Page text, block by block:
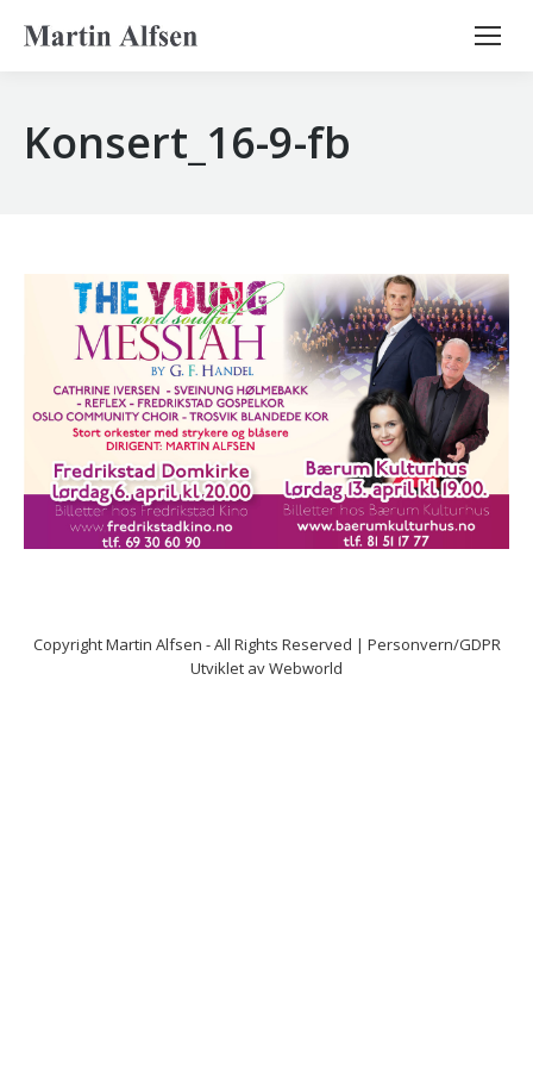
Search:
Konsert_16-9-fb
CopyrightMartin Alfsen - All Rights Reserved | Personvern/GDPR
Utviklet avWebworld